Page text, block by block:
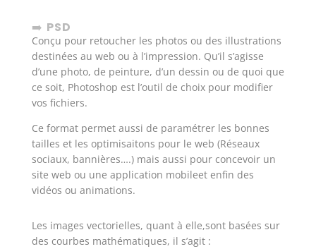
➡️ PSD
Conçu pour retoucher les photos ou des illustrations
destinées au web ou à l’impression. Qu’il s’agisse
d’une photo, de peinture, d’un dessin ou de quoi que
ce soit, Photoshop est l’outil de choix pour modifier
vos fichiers.
Ce format permet aussi de paramétrer les bonnes
tailles et les optimisaitons pour le web (Réseaux
sociaux, bannières….) mais aussi pour concevoir un
site web ou une application mobileet enfin des
vidéos ou animations.
Les images vectorielles, quant à elle,sont basées sur
des courbes mathématiques, il s’agit :